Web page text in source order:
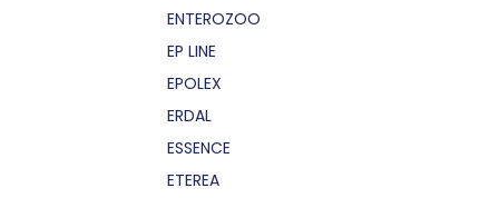
ENTEROZOO
EP LINE
EPOLEX
ERDAL
ESSENCE
ETEREA